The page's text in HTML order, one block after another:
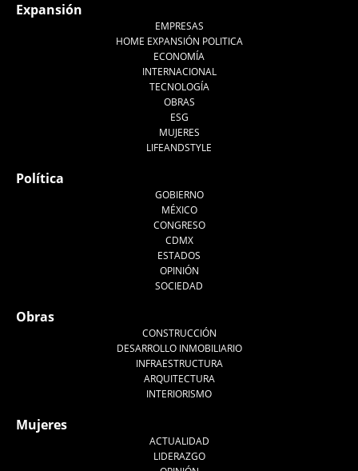
Expansión
EMPRESAS
HOME EXPANSIÓN POLITICA
ECONOMÍA
INTERNACIONAL
TECNOLOGÍA
OBRAS
ESG
MUJERES
LIFEANDSTYLE
Política
GOBIERNO
MÉXICO
CONGRESO
CDMX
ESTADOS
OPINIÓN
SOCIEDAD
Obras
CONSTRUCCIÓN
DESARROLLO INMOBILIARIO
INFRAESTRUCTURA
ARQUITECTURA
INTERIORISMO
Mujeres
ACTUALIDAD
LIDERAZGO